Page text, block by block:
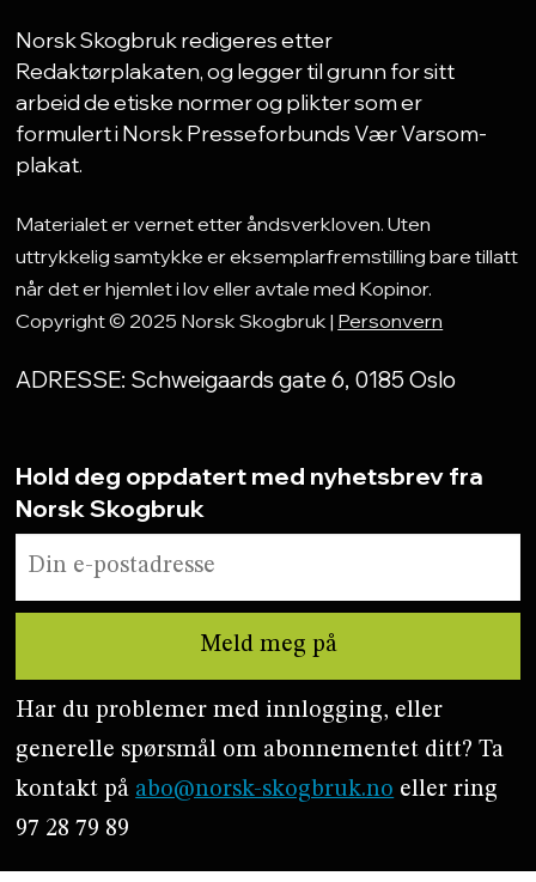
Norsk Skogbruk redigeres etter
Redaktørplakaten, og legger til grunn for sitt
arbeid de etiske normer og plikter som er
formulert i Norsk Presseforbunds Vær Varsom-
plakat.
Materialet er vernet etter åndsverkloven. Uten
uttrykkelig samtykke er eksemplarfremstilling bare tillatt
når det er hjemlet i lov eller avtale med Kopinor.
Copyright © 2025 Norsk Skogbruk | Personvern
ADRESSE: Schweigaards gate 6, 0185 Oslo
Hold deg oppdatert med nyhetsbrev fra
Norsk Skogbruk
Har du problemer med innlogging, eller
generelle spørsmål om abonnementet ditt? Ta
kontakt på abo@norsk-skogbruk.no eller ring
97 28 79 89